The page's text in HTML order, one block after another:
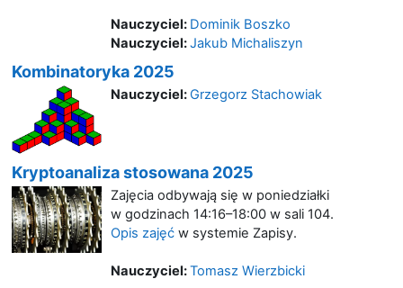
Nauczyciel: Dominik Boszko
Nauczyciel:Jakub Michaliszyn
Kombinatoryka 2025
Nauczyciel:Grzegorz Stachowiak
Kryptoanaliza stosowana 2025
Zajęcia odbywają się w poniedziałki
w godzinach 14:16–18:00 w sali 104.
Opis zajęć w systemie Zapisy.
Nauczyciel:Tomasz Wierzbicki